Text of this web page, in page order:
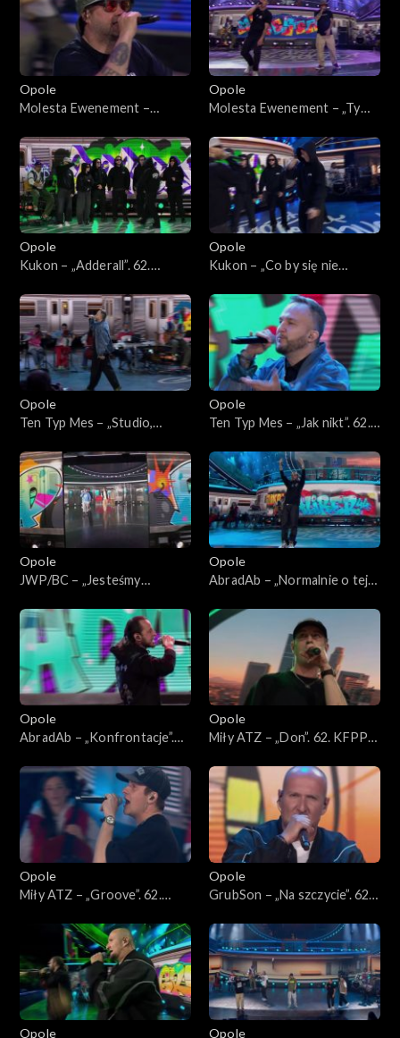
Opole
Molesta Ewenement –
Koncert „Hip-hop. Jedno
podwórko”
Opole
Molesta Ewenement – „Ty
„Hip-hop. Jedno podwórko”
Opole
Kukon – „Adderall”. 62.
Jedno podwórko”
Opole
Kukon – „Co by się nie
„Hip-hop. Jedno podwórko”
Opole
Ten Typ Mes – „Studio,
Koncert „Hip-hop. Jedno
podwórko”
Opole
Ten Typ Mes – „Jak nikt”. 62.
Jedno podwórko”
Opole
JWP/BC – „Jesteśmy
KFPP: Koncert „Hip-hop.
Jedno podwórko”
Opole
AbradAb – „Normalnie o tej
„Hip-hop. Jedno podwórko”
Opole
AbradAb – „Konfrontacje”.
Jedno podwórko”
Opole
Miły ATZ – „Don”. 62. KFPP:
podwórko”
Opole
Miły ATZ – „Groove”. 62.
Jedno podwórko”
Opole
GrubSon – „Na szczycie”. 62.
Jedno podwórko”
Opole
Opole